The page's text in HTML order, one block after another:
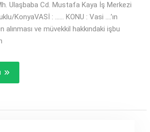
Ulaşbaba Cd. Mustafa Kaya İş Merkezi
KonyaVASİ : …… KONU : Vasi ….’ın
alınması ve müvekkil hakkındaki işbu